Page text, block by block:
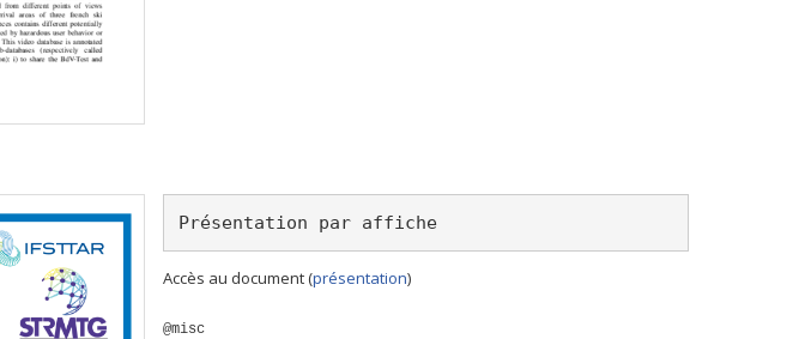
Présentation par affiche
Accès au document (présentation)
@misc